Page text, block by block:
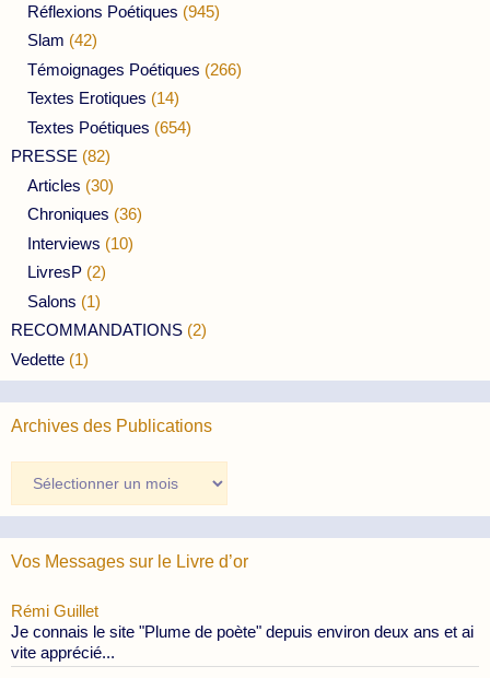
Réflexions Poétiques (945)
Slam (42)
Témoignages Poétiques (266)
Textes Erotiques (14)
Textes Poétiques (654)
PRESSE (82)
Articles (30)
Chroniques (36)
Interviews (10)
LivresP (2)
Salons (1)
RECOMMANDATIONS (2)
Vedette (1)
Archives des Publications
des
Publications
Vos Messages sur le Livre d’or
Rémi Guillet
Je connais le site "Plume de poète" depuis environ deux ans et ai
vite apprécié...